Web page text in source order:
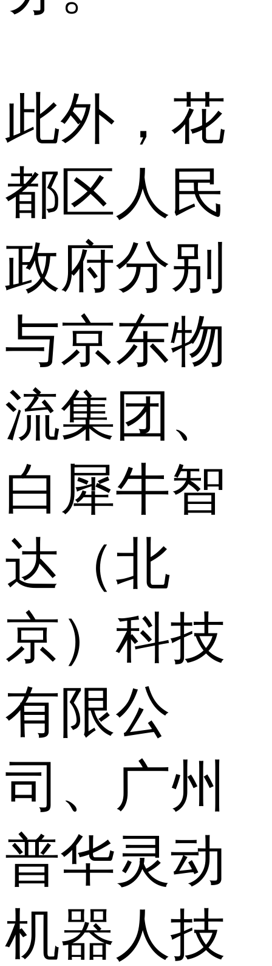
此外，花
都区人民
政府分别
与京东物
流集团、
白犀牛智
达（北
京）科技
有限公
司、广州
普华灵动
机器人技